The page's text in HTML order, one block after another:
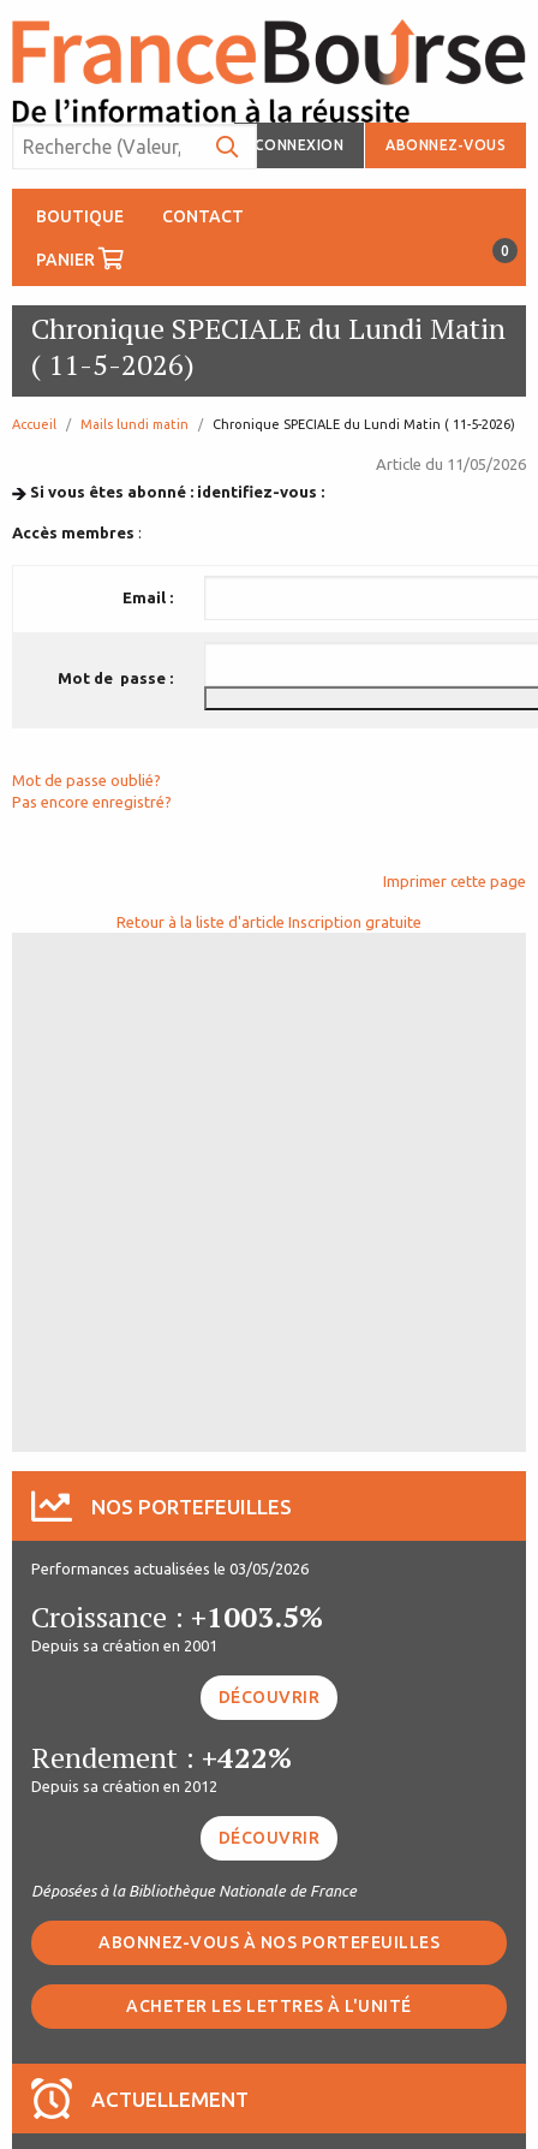
CONNEXION ABONNEZ-VOUS
BOUTIQUE CONTACT
PANIER 0
Chronique SPECIALE du Lundi Matin
( 11-5-2026)
Accueil Mails lundi matin page:
Chronique SPECIALE du Lundi Matin ( 11-5-2026)
Article du 11/05/2026
Si vous êtes abonné : identifiez-vous :
Accès membres :
Email :
Mot de passe :
Mot de passe oublié?
Pas encore enregistré?
Imprimer cette page
Retour à la liste d'article Inscription gratuite
NOS PORTEFEUILLES
Performances actualisées le 03/05/2026
Croissance : +1003.5%
Depuis sa création en 2001
DÉCOUVRIR
Rendement : +422%
Depuis sa création en 2012
DÉCOUVRIR
Déposées à la Bibliothèque Nationale de France
ABONNEZ-VOUS À NOS PORTEFEUILLES
ACHETER LES LETTRES À L'UNITÉ
ACTUELLEMENT